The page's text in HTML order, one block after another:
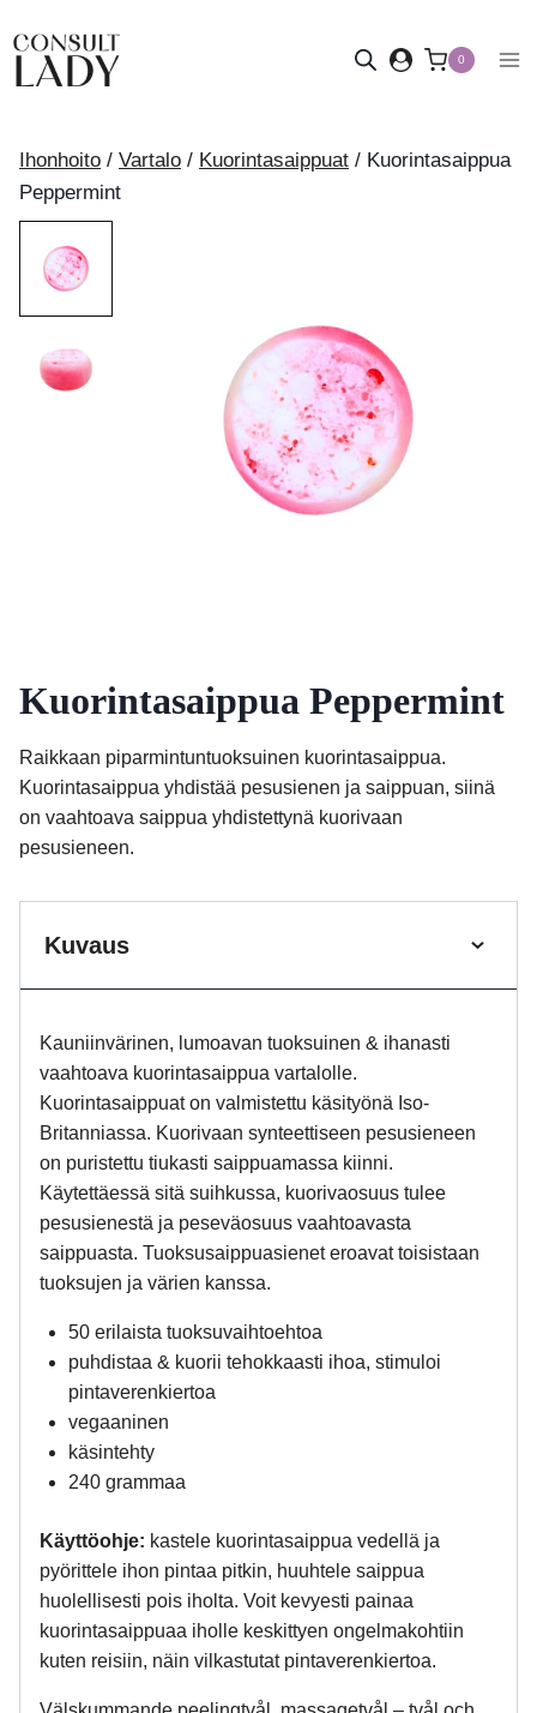
sisältöön
0
Ihonhoito / Vartalo / Kuorintasaippuat / Kuorintasaippua
Peppermint
Kuorintasaippua Peppermint
Raikkaan piparmintuntuoksuinen kuorintasaippua.
Kuorintasaippua yhdistää pesusienen ja saippuan, siinä
on vaahtoava saippua yhdistettynä kuorivaan
pesusieneen.
Kuvaus
Kauniinvärinen, lumoavan tuoksuinen & ihanasti
vaahtoava kuorintasaippua vartalolle.
Kuorintasaippuat on valmistettu käsityönä Iso-
Britanniassa. Kuorivaan synteettiseen pesusieneen
on puristettu tiukasti saippuamassa kiinni.
Käytettäessä sitä suihkussa, kuorivaosuus tulee
pesusienestä ja peseväosuus vaahtoavasta
saippuasta. Tuoksusaippuasienet eroavat toisistaan
tuoksujen ja värien kanssa.
50 erilaista tuoksuvaihtoehtoa
puhdistaa & kuorii tehokkaasti ihoa, stimuloi
pintaverenkiertoa
vegaaninen
käsintehty
240 grammaa
Käyttöohje: kastele kuorintasaippua vedellä ja
pyörittele ihon pintaa pitkin, huuhtele saippua
huolellisesti pois iholta. Voit kevyesti painaa
kuorintasaippuaa iholle keskittyen ongelmakohtiin
kuten reisiin, näin vilkastutat pintaverenkiertoa.